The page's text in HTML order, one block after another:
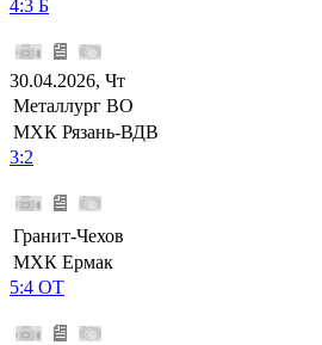
4:3 Б
30.04.2026, Чт
Металлург ВО
МХК Рязань-ВДВ
3:2
Гранит-Чехов
МХК Ермак
5:4 ОТ